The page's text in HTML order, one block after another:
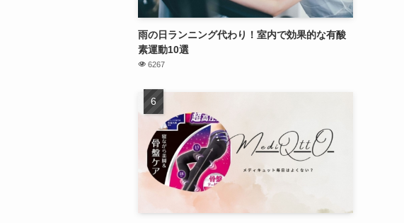
雨の日ランニング代わり！室内で効果的な有酸
素運動10選
6267